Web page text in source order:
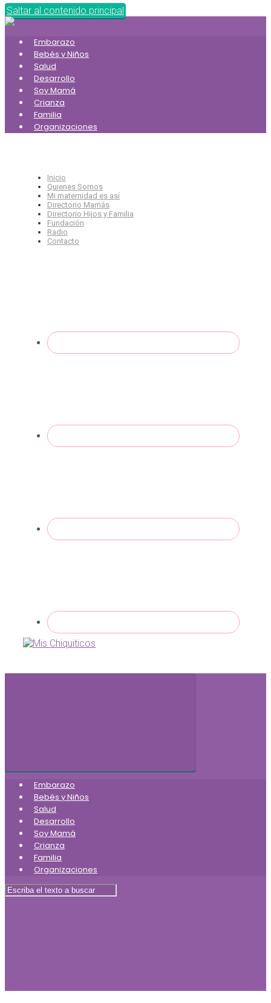
Saltar al contenido principal
Embarazo
Bebés y Niños
Salud
Desarrollo
Soy Mamá
Crianza
Familia
Organizaciones
Inicio
Quienes Somos
Mi maternidad es así
Directorio Mamás
Directorio Hijos y Familia
Fundación
Radio
Contacto
Embarazo
Bebés y Niños
Salud
Desarrollo
Soy Mamá
Crianza
Familia
Organizaciones